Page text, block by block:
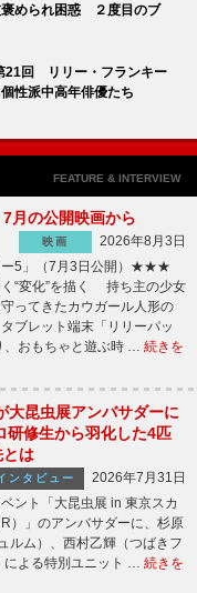
褒められ困惑 ２度目のブ
21回 リリー・フランキー
性派中高年俳優たち
FEATURE & INTERVIEW
7月の公開映画から
映画
2026年8月3日
ー5」（7月3日公開）★★★
“変化”を描く 持ち主の少女
ってきたカウガール人形の
ブレット端末「リリーパッ
、おもちゃと遊ぶ時 … 続きを
大昆虫展アンバサダーに
研修生から羽化した4匹
とは
ンタビュー
2026年7月31日
ント「大昆虫展 in 東京スカ
）」のアンバサダーに、杉原
ルム）、西村乙輝（つばきフ
による特別ユニット … 続きを